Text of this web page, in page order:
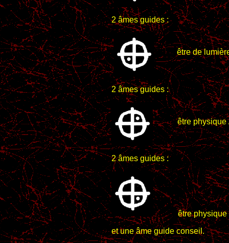
2 âmes guides :
être de lumière /
2 âmes guides :
être physique /
2 âmes guides :
être physique /
et une âme guide conseil.